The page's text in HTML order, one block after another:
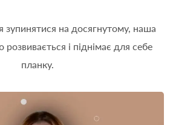
на досягнутому, наша
розвивається і піднімає для себе
планку.